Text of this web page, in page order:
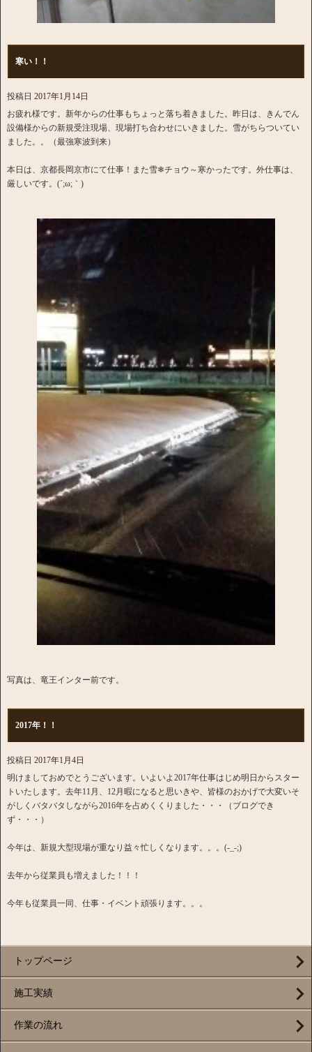
寒い！！
投稿日 2017年1月14日
お疲れ様です。新年からの仕事もちょっと落ち着きました。昨日は、きんでん
設備様からの新規受注現場、現場打ち合わせにいきました。雪がちらついてい
ました。。（最強寒波到来）
本日は、京都長岡京市にて仕事！また雪❄チョウ～寒かったです。外仕事は、
厳しいです。(´;ω;｀)
写真は、竜王インター前です。
2017年！！
投稿日 2017年1月4日
明けましておめでとうございます。いよいよ2017年仕事はじめ明日からスター
トいたします。去年11月、12月暇になると思いきや、皆様のおかげで大変いそ
がしくバタバタしながら2016年を占めくくりました・・・（ブログでき
ず・・・）
今年は、新規大型現場が重なり益々忙しくなります。。。(-_-;)
去年から従業員も増えました！！！
今年も従業員一同、仕事・イベント頑張ります。。。
トップページ
施工実績
作業の流れ